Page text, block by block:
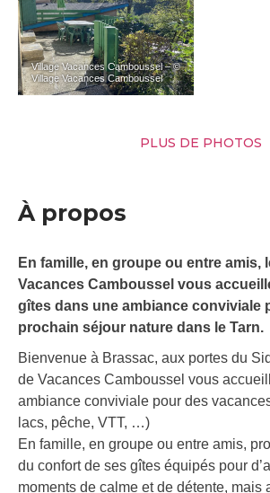
Village Vacances Camboussel – ©
Village Vacances Camboussel
PLUS DE PHOTOS
À propos
En famille, en groupe ou entre amis,
Vacances Camboussel vous
gîtes dans une ambiance conviviale
prochain séjour nature dans le Tarn.
Bienvenue à Brassac, aux portes du
de Vacances Camboussel vous
ambiance conviviale pour des
lacs, pêche, VTT, …)
En famille, en groupe ou entre amis,
du confort de ses gîtes équipés pour
moments de calme et de détente, mais